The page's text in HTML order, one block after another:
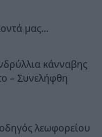
μας…
κάνναβης
– Συνελήφθη
λεωφορείου